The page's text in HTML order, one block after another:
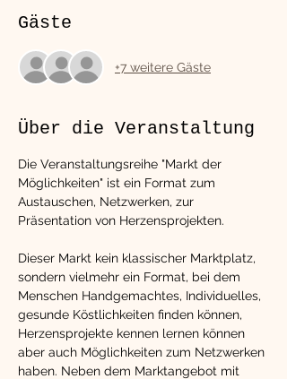
Gäste
+7 weitere Gäste
Über die Veranstaltung
Die Veranstaltungsreihe "Markt der
Möglichkeiten" ist ein Format zum
Austauschen, Netzwerken, zur
Präsentation von Herzensprojekten.
Dieser Markt kein klassischer Marktplatz,
sondern vielmehr ein Format, bei dem
Menschen Handgemachtes, Individuelles,
gesunde Köstlichkeiten finden können,
Herzensprojekte kennen lernen können
aber auch Möglichkeiten zum Netzwerken
haben. Neben dem Marktangebot mit